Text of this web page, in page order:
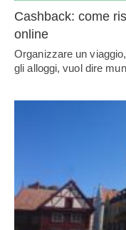
Cashback: come
online
Organizzare un
gli alloggi, vuol dire